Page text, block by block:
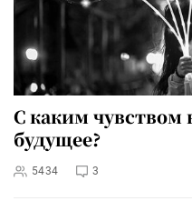
С каким чувством
будущее?
5434 3